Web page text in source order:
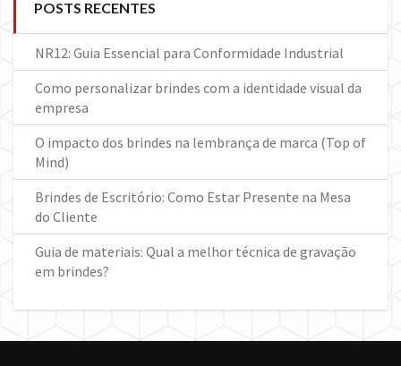
POSTS RECENTES
NR12: Guia Essencial para Conformidade Industrial
Como personalizar brindes com a identidade visual da
empresa
O impacto dos brindes na lembrança de marca (Top of
Mind)
Brindes de Escritório: Como Estar Presente na Mesa
do Cliente
Guia de materiais: Qual a melhor técnica de gravação
em brindes?